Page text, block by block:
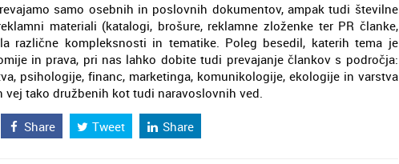
samo osebnih in poslovnih dokumentov, ampak tudi številne
materiali (katalogi, brošure, reklamne zloženke ter PR članke,
različne kompleksnosti in tematike. Poleg besedil, katerih tema je
in prava, pri nas lahko dobite tudi prevajanje člankov s področja:
psihologije, financ, marketinga, komunikologije, ekologije in varstva
tako družbenih kot tudi naravoslovnih ved.
Share Tweet Share